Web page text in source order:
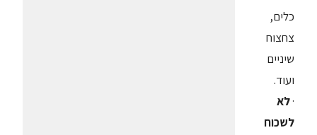
כלים,
צחצוח
שיניים
ועוד.
·לא
לשכוח